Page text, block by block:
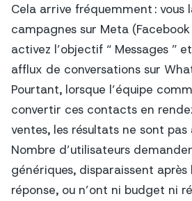
Cela arrive fréquemment : vous
campagnes sur Meta
activez l’objectif “ Messages ”
afflux de conversations sur
Pourtant, lorsque l’équipe
convertir ces contacts en
ventes, les résultats ne sont pas
Nombre d’utilisateurs
génériques, disparaissent après
réponse, ou n’ont ni budget ni